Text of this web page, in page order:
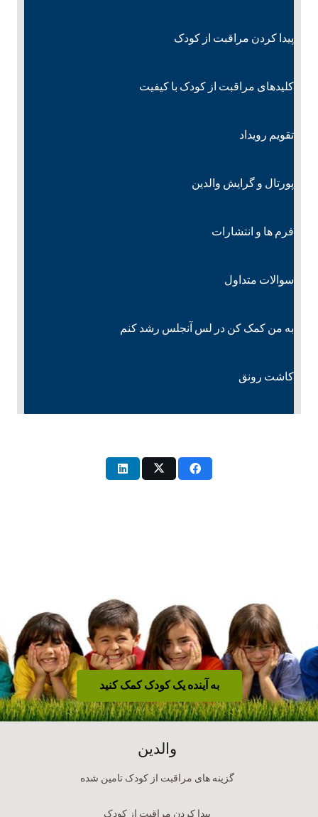
پیدا کردن مراقبت از کودک
کلیدهای مراقبت از کودک با کیفیت
تقویم رویداد
پورتال و گرایش والدین
فرم ها و انتشارات
سوالات متداول
به من کمک کن در لس آنجلس رشد کنم
کاشت رونق
به آینده یک کودک کمک کنید
والدین
گزینه های مراقبت از کودک تامین شده